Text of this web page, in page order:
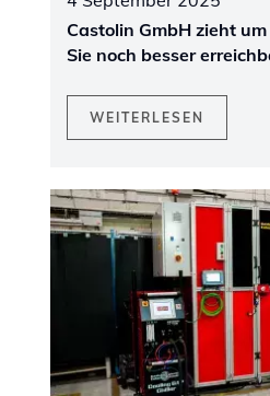
Castolin GmbH zieht
Sie noch besser
WEITERLESEN